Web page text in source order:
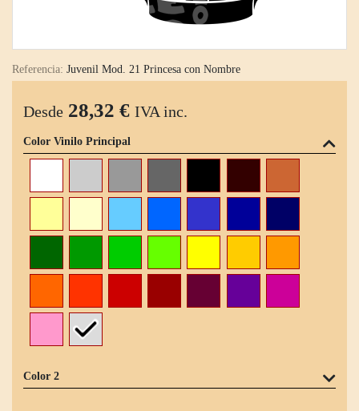
Referencia: Juvenil Mod. 21 Princesa con Nombre
Desde 28,32 € IVA inc.
Color Vinilo Principal
Color 2